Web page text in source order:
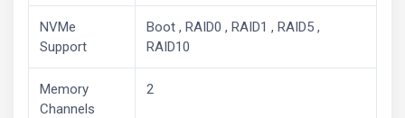
NVMe
Support
Boot , RAID0 , RAID1 , RAID5 ,
RAID10
Memory
Channels
2